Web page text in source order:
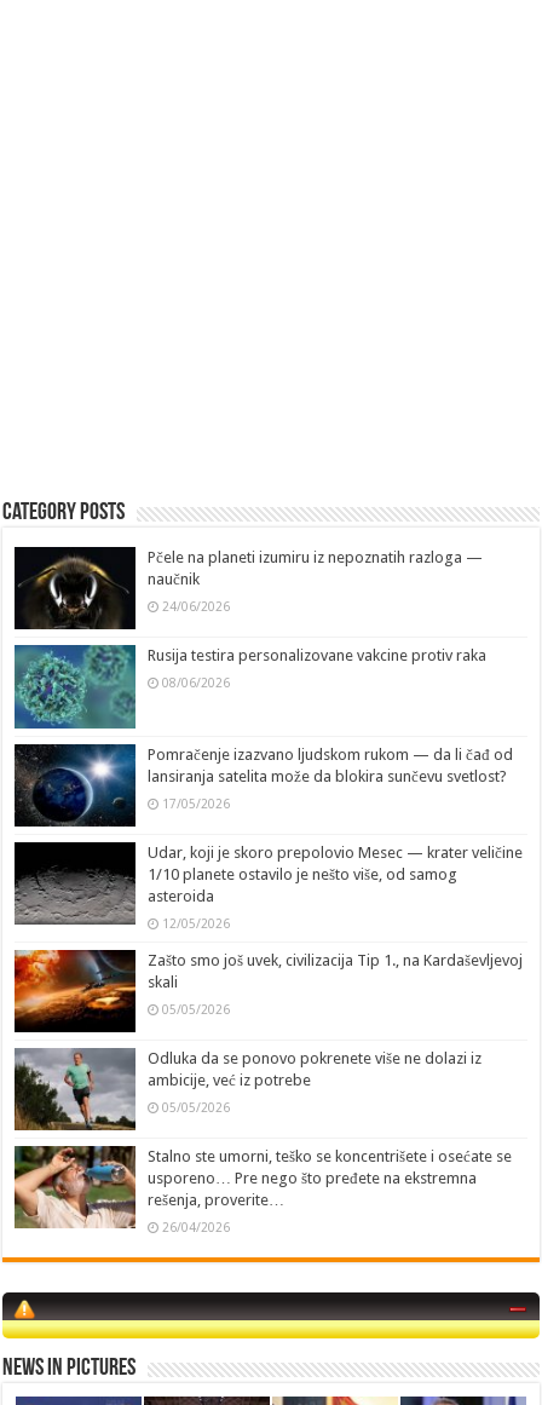
Category Posts
Pčele na planeti izumiru iz nepoznatih razloga —
naučnik
24/06/2026
Rusija testira personalizovane vakcine protiv raka
08/06/2026
Pomračenje izazvano ljudskom rukom — da li čađ od
lansiranja satelita može da blokira sunčevu svetlost?
17/05/2026
Udar, koji je skoro prepolovio Mesec — krater veličine
1/10 planete ostavilo je nešto više, od samog
asteroida
12/05/2026
Zašto smo još uvek, civilizacija Tip 1., na Kardaševljevoj
skali
05/05/2026
Odluka da se ponovo pokrenete više ne dolazi iz
ambicije, već iz potrebe
05/05/2026
Stalno ste umorni, teško se koncentrišete i osećate se
usporeno… Pre nego što pređete na ekstremna
rešenja, proverite…
26/04/2026
News in Pictures